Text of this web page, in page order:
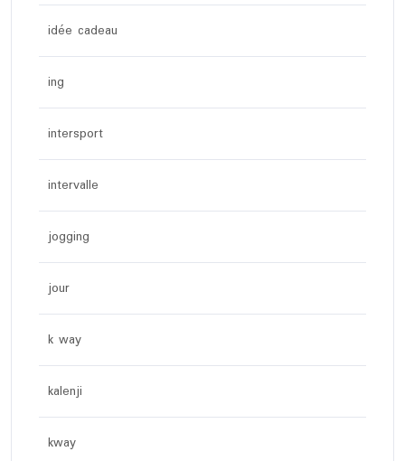
idée cadeau
ing
intersport
intervalle
jogging
jour
k way
kalenji
kway